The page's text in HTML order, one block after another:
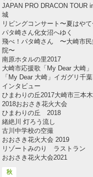
JAPAN PRO DRACON TOUR
城
リビングコンサート〜夏はや
パタ崎さん化女沼へゆく
飛べ！パタ崎さん 〜大崎市民
院〜
南原ホタルの里2017
大崎市応援歌「My Dear 大崎」
「My Dear 大崎」イガグリ千
インタビュー
ひまわりの丘2017大崎市三本木
2018おおさき花火大会
ひまわりの丘 2018
緒絶川 灯ろう流し
古川中学校の空撮
おおさき花火大会 2019
リゾートみのり ラストラン
おおさき花火大会2021
秋